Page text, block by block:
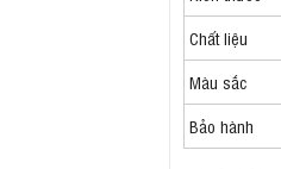
Chất liệu
Màu sắc
Bảo hành